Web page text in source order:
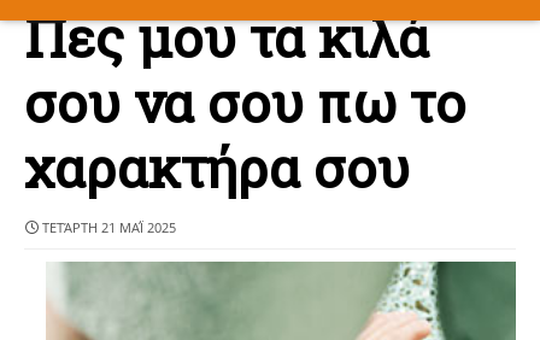
Πες μου τα κιλά
σου να σου πω το
χαρακτήρα σου
ΤΕΤΆΡΤΗ 21 ΜΑΪ́ 2025